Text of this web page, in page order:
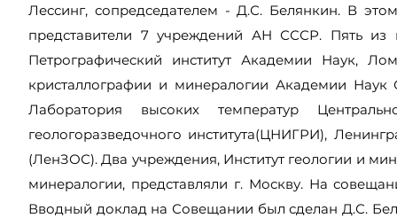
Лессинг, сопредседателем - Д.С. Белянкин. В
представители 7 учреждений АН СССР. Пять из
Петрографический институт Академии Наук,
кристаллографии и минералогии Академии
Лаборатория высоких температур
геологоразведочного института(ЦНИГРИ),
(ЛенЗОС). Два учреждения, Институт геологии и
минералогии, представляли г. Москву. На
Вводный доклад на Совещании был сделан Д.С.